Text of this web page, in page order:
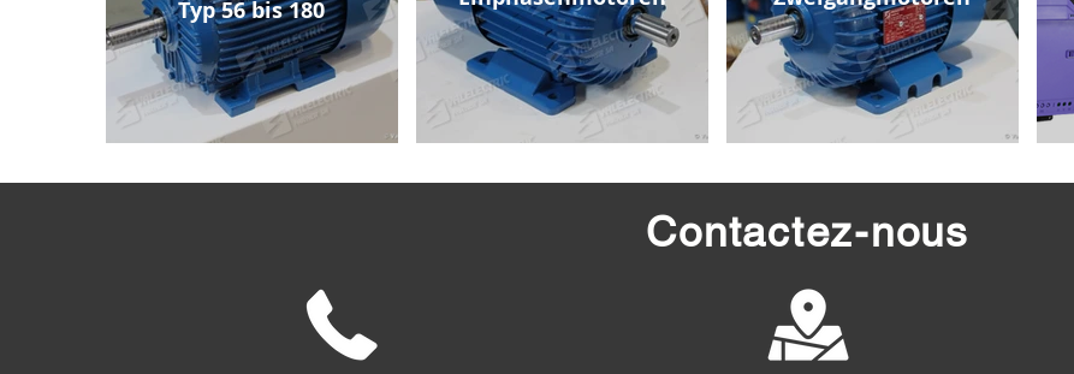
Typ 56 bis 180
Contactez-nous